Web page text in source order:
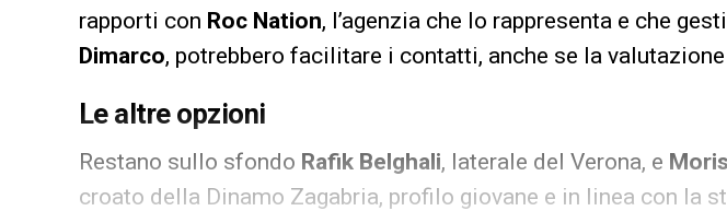
rapporti con Roc Nation, l’agenzia che lo rappresenta e che
Dimarco, potrebbero facilitare i contatti, anche se la
Le altre opzioni
Restano sullo sfondo Rafik Belghali, laterale del Verona, e
croato della Dinamo Zagabria, profilo giovane e in linea con la